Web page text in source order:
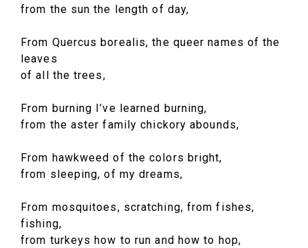
from the sun the length of day,
From Quercus borealis, the queer names of the
leaves
of all the trees,
From burning I’ve learned burning,
from the aster family chickory abounds,
From hawkweed of the colors bright,
from sleeping, of my dreams,
From mosquitoes, scratching, from fishes,
fishing,
from turkeys how to run and how to hop,